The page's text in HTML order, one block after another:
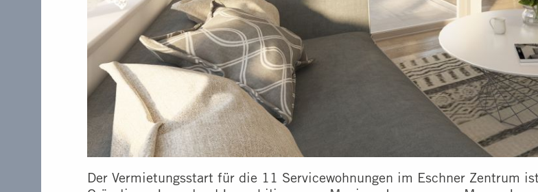
Der Vermietungsstart für die 11 Servicewohnungen im Eschner Zentrum